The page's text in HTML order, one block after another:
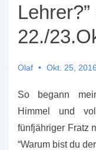
22./
Olaf Okt. 25, 2016
So begann
Himmel und
fünfjähriger Fratz
“Warum bist du